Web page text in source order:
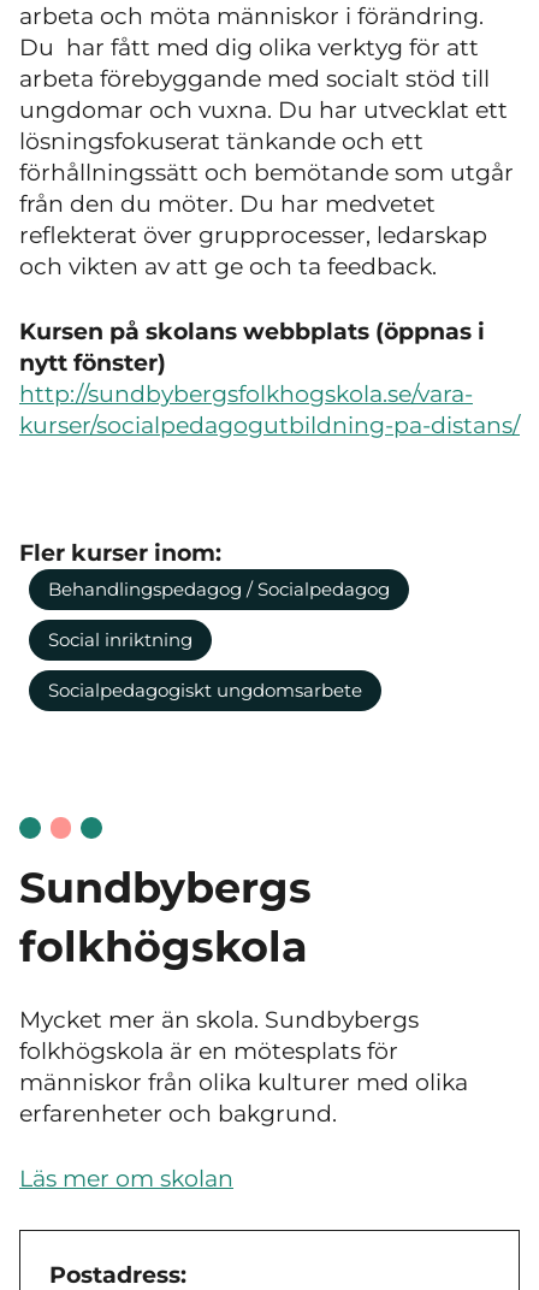
arbeta och möta människor i förändring.
Du har fått med dig olika verktyg för att
arbeta förebyggande med socialt stöd till
ungdomar och vuxna. Du har utvecklat ett
lösningsfokuserat tänkande och ett
förhållningssätt och bemötande som utgår
från den du möter. Du har medvetet
reflekterat över grupprocesser, ledarskap
och vikten av att ge och ta feedback.
Kursen på skolans webbplats (öppnas i
nytt fönster)
http://sundbybergsfolkhogskola.se/vara-
kurser/socialpedagogutbildning-pa-distans/
Fler kurser inom:
Behandlingspedagog / Socialpedagog
Social inriktning
Socialpedagogiskt ungdomsarbete
Sundbybergs
folkhögskola
Mycket mer än skola. Sundbybergs
folkhögskola är en mötesplats för
människor från olika kulturer med olika
erfarenheter och bakgrund.
Läs mer om skolan
Postadress: